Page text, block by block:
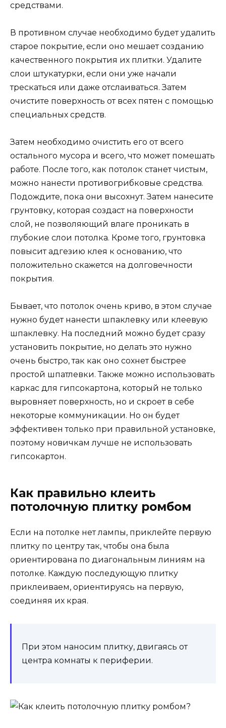
средствами.
В противном случае необходимо будет удалить
старое покрытие, если оно мешает созданию
качественного покрытия их плитки. Удалите
слои штукатурки, если они уже начали
трескаться или даже отслаиваться. Затем
очистите поверхность от всех пятен с помощью
специальных средств.
Затем необходимо очистить его от всего
остального мусора и всего, что может помешать
работе. После того, как потолок станет чистым,
можно нанести противогрибковые средства.
Подождите, пока они высохнут. Затем нанесите
грунтовку, которая создаст на поверхности
слой, не позволяющий влаге проникать в
глубокие слои потолка. Кроме того, грунтовка
повысит адгезию клея к основанию, что
положительно скажется на долговечности
покрытия.
Бывает, что потолок очень криво, в этом случае
нужно будет нанести шпаклевку или клеевую
шпаклевку. На последний можно будет сразу
установить покрытие, но делать это нужно
очень быстро, так как оно сохнет быстрее
простой шпатлевки. Также можно использовать
каркас для гипсокартона, который не только
выровняет поверхность, но и скроет в себе
некоторые коммуникации. Но он будет
эффективен только при правильной установке,
поэтому новичкам лучше не использовать
гипсокартон.
Как правильно клеить
потолочную плитку ромбом
Если на потолке нет лампы, приклейте первую
плитку по центру так, чтобы она была
ориентирована по диагональным линиям на
потолке. Каждую последующую плитку
приклеиваем, ориентируясь на первую,
соединяя их края.
При этом наносим плитку, двигаясь от
центра комнаты к периферии.